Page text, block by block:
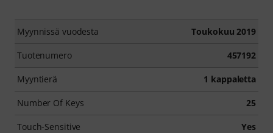
Myynnissä vuodesta Toukokuu 2019
Tuotenumero 457192
Myyntierä 1 kappaletta
Number Of Keys 25
Touch-Sensitive Yes